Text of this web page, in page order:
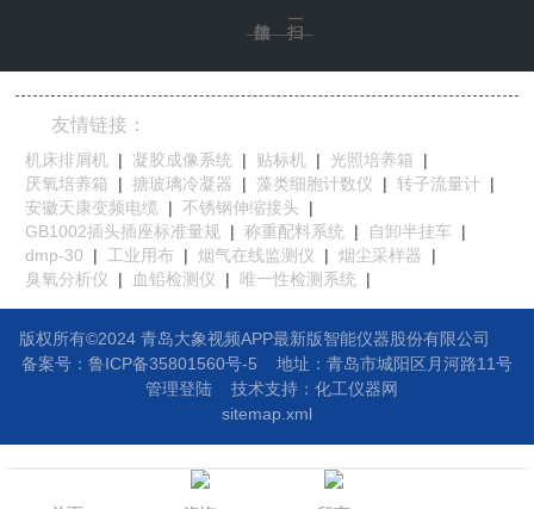
友情链接：
机床排屑机 | 凝胶成像系统 | 贴标机 | 光照培养箱
|
厌氧培养箱
| 搪玻璃冷凝器 | 藻类细胞计数仪 | 转子流量计 |
安徽天康变频电缆
| 不锈钢伸缩接头
|
GB1002插头插座标准量规 | 称重配料系统 | 自卸半挂车
|
dmp-30
| 工业用布 | 烟气在线监测仪 | 烟尘采样器
|
臭氧分析仪
| 血铅检测仪 | 唯一性检测系统 |
版权所有©2024 青岛大象视频APP最新版智能仪器股份有限公司
备案号：鲁ICP备35801560号-5
地址： 青岛市城阳区月河路11号
管理登陆技术支持： 化工仪器网
sitemap.xml